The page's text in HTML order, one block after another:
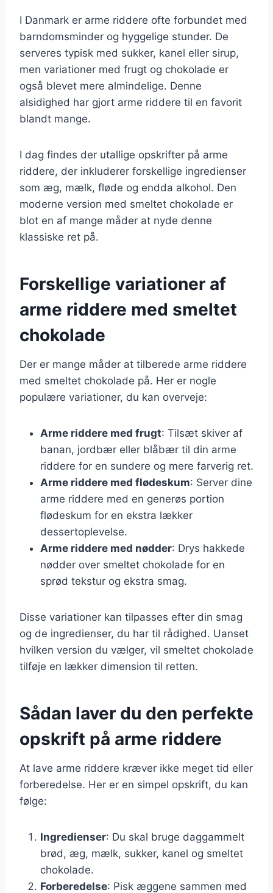
I Danmark er arme riddere ofte forbundet med
barndomsminder og hyggelige stunder. De
serveres typisk med sukker, kanel eller sirup,
men variationer med frugt og chokolade er
også blevet mere almindelige. Denne
alsidighed har gjort arme riddere til en favorit
blandt mange.
I dag findes der utallige opskrifter på arme
riddere, der inkluderer forskellige ingredienser
som æg, mælk, fløde og endda alkohol. Den
moderne version med smeltet chokolade er
blot en af mange måder at nyde denne
klassiske ret på.
Forskellige variationer af
arme riddere med smeltet
chokolade
Der er mange måder at tilberede arme riddere
med smeltet chokolade på. Her er nogle
populære variationer, du kan overveje:
Arme riddere med frugt: Tilsæt skiver af
banan, jordbær eller blåbær til din arme
riddere for en sundere og mere farverig ret.
Arme riddere med flødeskum: Server dine
arme riddere med en generøs portion
flødeskum for en ekstra lækker
dessertoplevelse.
Arme riddere med nødder: Drys hakkede
nødder over smeltet chokolade for en
sprød tekstur og ekstra smag.
Disse variationer kan tilpasses efter din smag
og de ingredienser, du har til rådighed. Uanset
hvilken version du vælger, vil smeltet chokolade
tilføje en lækker dimension til retten.
Sådan laver du den perfekte
opskrift på arme riddere
At lave arme riddere kræver ikke meget tid eller
forberedelse. Her er en simpel opskrift, du kan
følge:
Ingredienser: Du skal bruge daggammelt
brød, æg, mælk, sukker, kanel og smeltet
chokolade.
Forberedelse: Pisk æggene sammen med